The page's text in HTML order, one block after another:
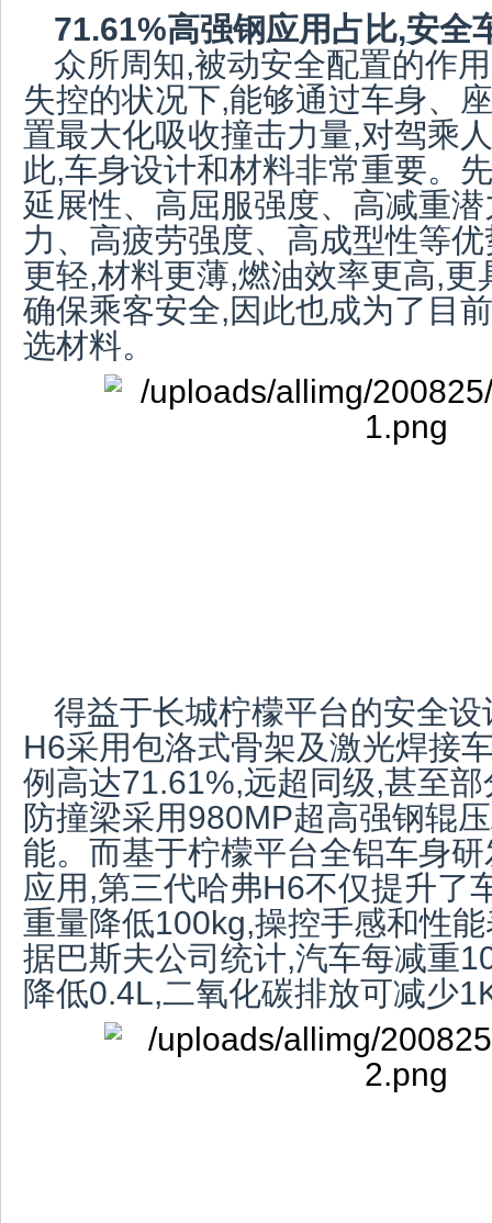
71.61%高强钢应用占比,安全
众所周知,被动安全配置的作
失控的状况下,能够通过车身、
置最大化吸收撞击力量,对驾乘
此,车身设计和材料非常重要。
延展性、高屈服强度、高减重
力、高疲劳强度、高成型性等
更轻,材料更薄,燃油效率更高,
确保乘客安全,因此也成为了目
选材料。
得益于长城柠檬平台的安全
H6采用包洛式骨架及激光焊接
例高达71.61%,远超同级,甚至
防撞梁采用980MP超高强钢辊
能。而基于柠檬平台全铝车身
应用,第三代哈弗H6不仅提升了
重量降低100kg,操控手感和性
据巴斯夫公司统计,汽车每减重
降低0.4L,二氧化碳排放可减少